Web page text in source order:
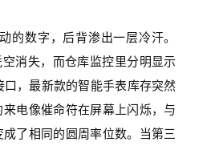
的数字，后背渗出一层冷汗。
消失，而仓库监控里分明显示
，最新款的智能手表库存突然
电像催命符在屏幕上闪烁，与
了相同的圆周率位数。当第三